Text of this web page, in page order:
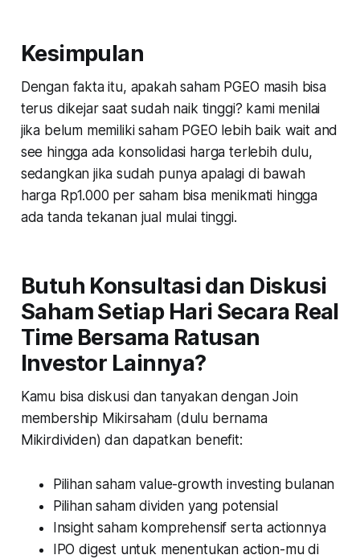
Kesimpulan
Dengan fakta itu, apakah saham PGEO masih bisa
terus dikejar saat sudah naik tinggi? kami menilai
jika belum memiliki saham PGEO lebih baik wait and
see hingga ada konsolidasi harga terlebih dulu,
sedangkan jika sudah punya apalagi di bawah
harga Rp1.000 per saham bisa menikmati hingga
ada tanda tekanan jual mulai tinggi.
Butuh Konsultasi dan Diskusi
Saham Setiap Hari Secara Real
Time Bersama Ratusan
Investor Lainnya?
Kamu bisa diskusi dan tanyakan dengan Join
membership Mikirsaham (dulu bernama
Mikirdividen) dan dapatkan benefit:
Pilihan saham value-growth investing bulanan
Pilihan saham dividen yang potensial
Insight saham komprehensif serta actionnya
IPO digest untuk menentukan action-mu di